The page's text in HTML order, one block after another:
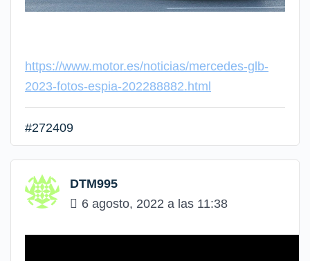
https://www.motor.es/noticias/mercedes-glb-
2023-fotos-espia-202288882.html
#272409
DTM995
6 agosto, 2022 a las 11:38